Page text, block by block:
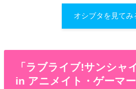
オシブタを見てみ
「ラブライブ!サンシャ
in アニメイト・ゲーマ